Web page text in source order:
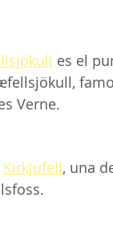
es el
Verne.
Kirkjufell, una